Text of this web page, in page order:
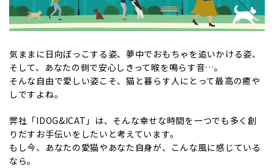
気ままに日向ぼっこする姿、夢中でおもちゃを追いかける姿、
そして、あなたの側で安心しきって喉を鳴らす音…。
そんな自由で愛しい姿こそ、猫と暮らす人にとって最高の癒や
しですよね。
弊社「IDOG&ICAT」は、そんな幸せな時間を一つでも多く創
りだすお手伝いをしたいと考えています。
もし今、あなたの愛猫やあなた自身が、こんな風に感じている
なら。